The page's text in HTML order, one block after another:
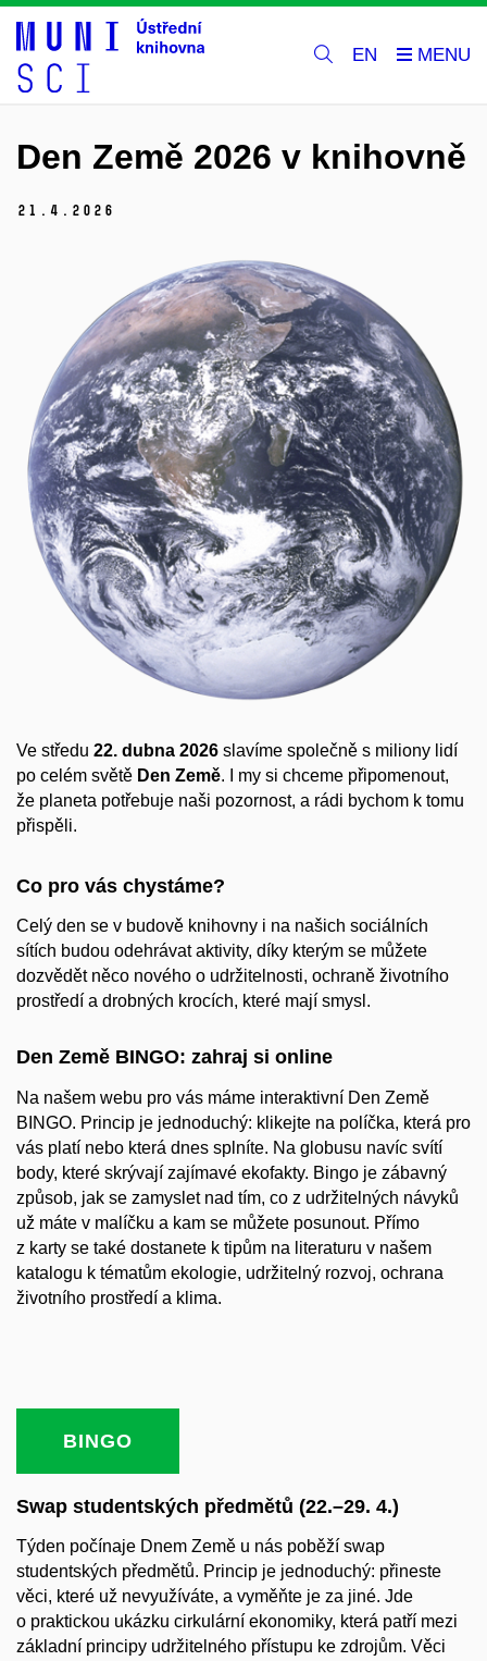
EN
Den Země 2026 v knihovně
21. 4. 2026
Ve středu 22. dubna 2026 slavíme společně s miliony lidí
po celém světě Den Země. I my si chceme připomenout,
že planeta potřebuje naši pozornost, a rádi bychom k tomu
přispěli.
Co pro vás chystáme?
Celý den se v budově knihovny i na našich sociálních
sítích budou odehrávat aktivity, díky kterým se můžete
dozvědět něco nového o udržitelnosti, ochraně životního
prostředí a drobných krocích, které mají smysl.
Den Země BINGO: zahraj si online
Na našem webu pro vás máme interaktivní Den Země
BINGO. Princip je jednoduchý: klikejte na políčka, která pro
vás platí nebo která dnes splníte. Na globusu navíc svítí
body, které skrývají zajímavé ekofakty. Bingo je zábavný
způsob, jak se zamyslet nad tím, co z udržitelných návyků
už máte v malíčku a kam se můžete posunout. Přímo
z karty se také dostanete k tipům na literaturu v našem
katalogu k tématům ekologie, udržitelný rozvoj, ochrana
životního prostředí a klima.
BINGO
Swap studentských předmětů (22.–29. 4.)
Týden počínaje Dnem Země u nás poběží swap
studentských předmětů. Princip je jednoduchý: přineste
věci, které už nevyužíváte, a vyměňte je za jiné. Jde
o praktickou ukázku cirkulární ekonomiky, která patří mezi
základní principy udržitelného přístupu ke zdrojům. Věci